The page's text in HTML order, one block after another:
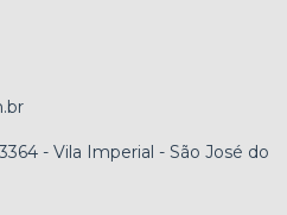
- Vila Imperial - São José do